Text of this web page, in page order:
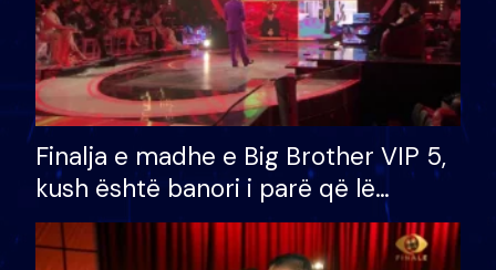
Finalja e madhe e Big Brother VIP 5,
kush është banori i parë që lë
shtëpinë dhe humb mundësinë për
të fituar çmimin e madh